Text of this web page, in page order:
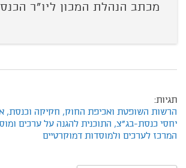
מכתב הנהלת המכון ליו"ר
תגיות:
הרשות השופטת ואכיפת החוק, חקיקה וכנסת,
יחסי כנסת-בג"צ, התוכנית להגנה על ערכים
המרכז לערכים ולמוסדות דמוקרטיים